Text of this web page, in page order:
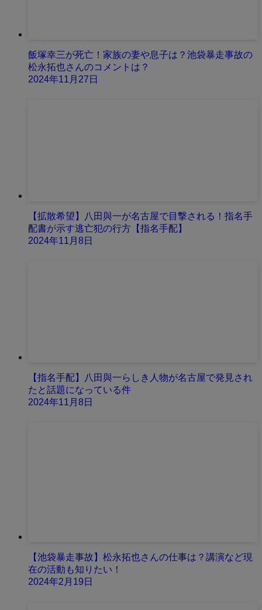
飯塚幸三が死亡！家族の妻や息子は？池袋暴走事故の
松永拓也さんのコメントは？
2024年11月27日
【拡散希望】八田與一が名古屋で目撃される！指名手
配書が示す逃亡犯の行方【指名手配】
2024年11月8日
【指名手配】八田與一らしき人物が名古屋で発見され
たと話題になっている件
2024年11月8日
【池袋暴走事故】松永拓也さんの仕事は？講演など現
在の活動も知りたい！
2024年2月19日